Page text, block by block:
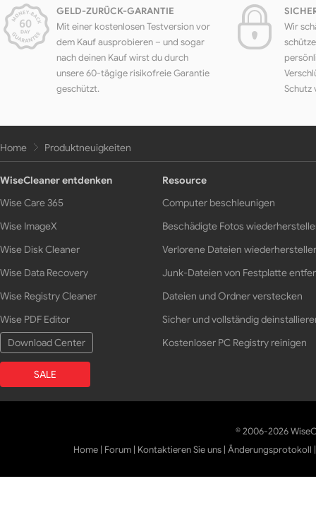
GELD-ZURÜCK-GARANTIE
Mit einer kostenlosen Testversion vor
dem Kauf ausprobieren – und sogar
nach deinen Kauf wirst du durch
unsere 60-tägige risikofreie Garantie
geschützt.
Wir
Schutz
Home Produktneuigkeiten
WiseCleaner entdenken
Wise Care 365
Wise ImageX
Wise Disk Cleaner
Wise Data Recovery
Wise Registry Cleaner
Wise PDF Editor
Download Center
SALE
Resource
Computer beschleunigen
Beschädigte Fotos
Verlorene Dateien
Junk-Dateien von Festplatte
Dateien und Ordner verstecken
Sicher und vollständig
Kostenloser PC Registry reinigen
© 2006-2026
Home | Forum | Kontaktieren Sie uns |Änderungsprotokoll